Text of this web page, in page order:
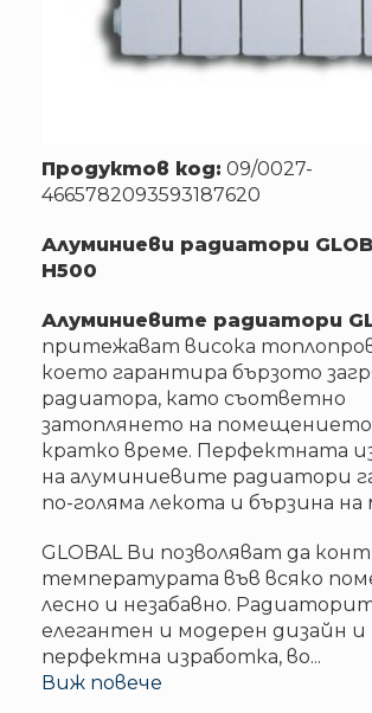
Продуктов код: 09/0027-
4665782093593187620
Алуминиеви радиатори
H500
Алуминиевите радиатори
притежават висока
което гарантира бързото
радиатора, като съответно
затоплянето на помещението
кратко време. Перфектната
на алуминиевите радиатори
по-голяма лекота и бързина
GLOBAL Ви позволяват да
температурата във всяко
лесно и незабавно.
елегантен и модерен дизайн и
перфектна изработка, во...
Виж повече